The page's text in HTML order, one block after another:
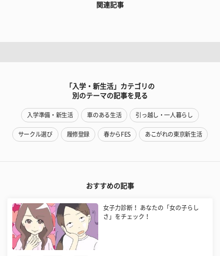
関連記事
「入学・新生活」カテゴリの
別のテーマの記事を見る
入学準備・新生活 車のある生活 引っ越し・一人暮らし
サークル選び 履修登録 春からFES あこがれの東京新生活
おすすめの記事
女子力診断！ あなたの「女の子らし
さ」をチェック！